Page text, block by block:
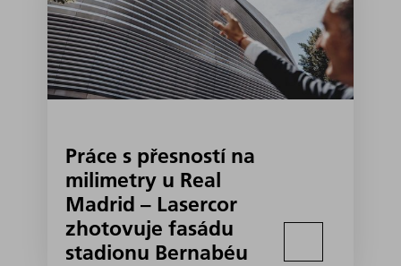
Práce s přesností na
milimetry u Real
Madrid – Lasercor
zhotovuje fasádu
stadionu Bernabéu